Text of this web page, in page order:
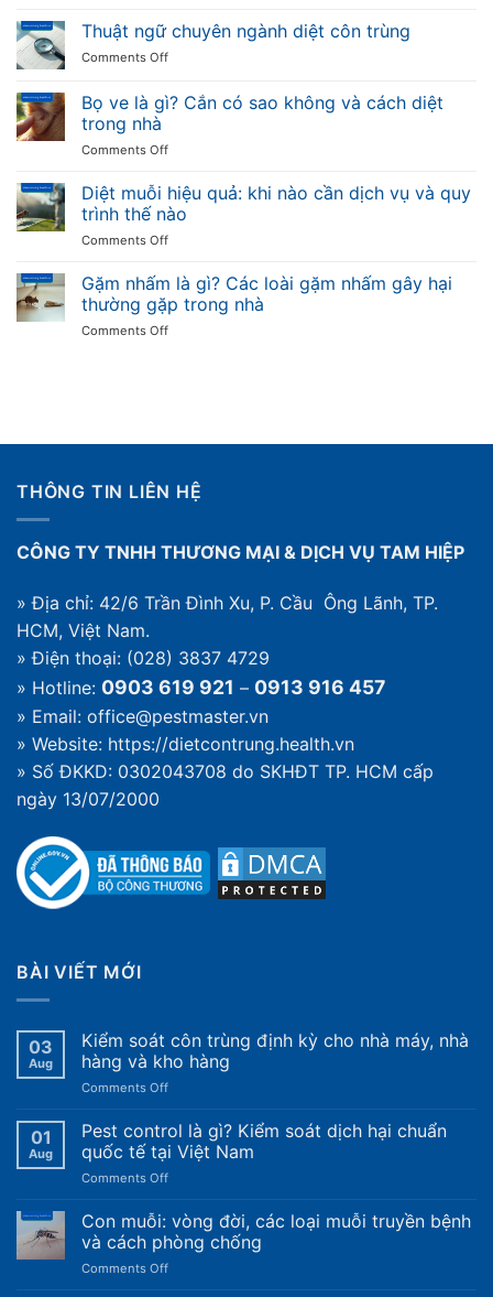
độ
nguy
đặc
hại
trong
nhà:
nhện
cách
phòng
Thuật ngữ chuyên ngành diệt côn trùng
Comments Offon
ngữ
chuyên
diệt
trùng
Bọ ve là gì? Cắn có sao không và cách diệt
trong nhà
Comments Offon
ve
là
gì?
Cắn
sao
không
và
Diệt muỗi hiệu quả: khi nào cần dịch vụ và quy
trình thế nào
Comments Offon
muỗi
hiệu
quả:
khi
quy
thế
nào
Gặm nhấm là gì? Các loài gặm nhấm gây hại
thường gặp trong nhà
Comments Offon
loài
nhấm
gây
gặp
THÔNG TIN LIÊN HỆ
CÔNG TY TNHH THƯƠNG MẠI & DỊCH VỤ TAM HIỆP
» Địa chỉ: 42/6 Trần Đình Xu, P. Cầu Ông Lãnh, TP.
HCM, Việt Nam.
» Điện thoại: (028) 3837 4729
» Hotline: 0903 619 921 – 0913 916 457
» Email: office@pestmaster.vn
» Website: https://dietcontrung.health.vn
» Số ĐKKD: 0302043708 do SKHĐT TP. HCM cấp
ngày 13/07/2000
BÀI VIẾT MỚI
03
Aug
Kiểm soát côn trùng định kỳ cho nhà máy, nhà
hàng và kho hàng
Comments Offon
soát
côn
trùng
định
cho
nhà
máy,
01
Aug
Pest control là gì? Kiểm soát dịch hại chuẩn
quốc tế tại Việt Nam
Comments Offon
control
là
gì?
Kiểm
Con muỗi: vòng đời, các loại muỗi truyền bệnh
và cách phòng chống
Comments Offon